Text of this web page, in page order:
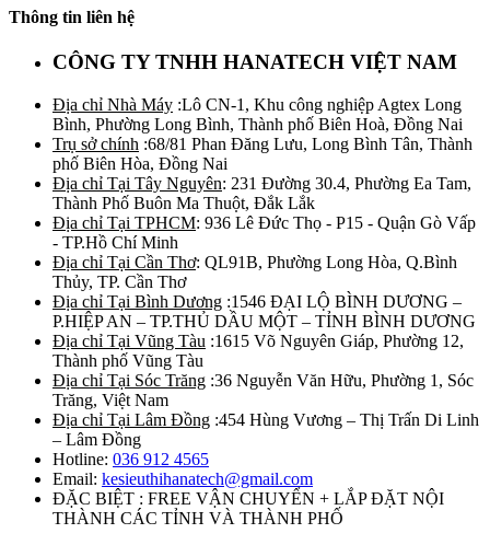
Thông tin liên hệ
CÔNG TY TNHH HANATECH VIỆT NAM
Địa chỉ Nhà Máy :Lô CN-1, Khu công nghiệp Agtex Long
Bình, Phường Long Bình, Thành phố Biên Hoà, Đồng Nai
Trụ sở chính :68/81 Phan Đăng Lưu, Long Bình Tân, Thành
phố Biên Hòa, Đồng Nai
Địa chỉ Tại Tây Nguyên: 231 Đường 30.4, Phường Ea Tam,
Thành Phố Buôn Ma Thuột, Đắk Lắk
Địa chỉ Tại TPHCM: 936 Lê Đức Thọ - P15 - Quận Gò Vấp
- TP.Hồ Chí Minh
Địa chỉ Tại Cần Thơ: QL91B, Phường Long Hòa, Q.Bình
Thủy, TP. Cần Thơ
Địa chỉ Tại Bình Dương :1546 ĐẠI LỘ BÌNH DƯƠNG –
P.HIỆP AN – TP.THỦ DẦU MỘT – TỈNH BÌNH DƯƠNG
Địa chỉ Tại Vũng Tàu :1615 Võ Nguyên Giáp, Phường 12,
Thành phố Vũng Tàu
Địa chỉ Tại Sóc Trăng :36 Nguyễn Văn Hữu, Phường 1, Sóc
Trăng, Việt Nam
Địa chỉ Tại Lâm Đồng :454 Hùng Vương – Thị Trấn Di Linh
– Lâm Đồng
Hotline: 036 912 4565
Email: kesieuthihanatech@gmail.com
ĐẶC BIỆT : FREE VẬN CHUYỂN + LẮP ĐẶT NỘI
THÀNH CÁC TỈNH VÀ THÀNH PHỐ